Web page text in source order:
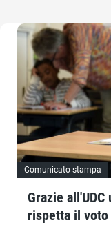
Comunicato stampa
Grazie
rispetta il